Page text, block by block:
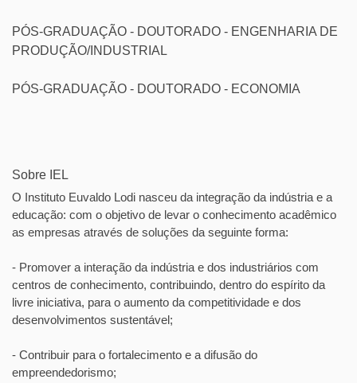
PÓS-GRADUAÇÃO - DOUTORADO - ENGENHARIA DE
PRODUÇÃO/INDUSTRIAL
PÓS-GRADUAÇÃO - DOUTORADO - ECONOMIA
Sobre IEL
O Instituto Euvaldo Lodi nasceu da integração da indústria e a
educação: com o objetivo de levar o conhecimento acadêmico
as empresas através de soluções da seguinte forma:
- Promover a interação da indústria e dos industriários com
centros de conhecimento, contribuindo, dentro do espírito da
livre iniciativa, para o aumento da competitividade e dos
desenvolvimentos sustentável;
- Contribuir para o fortalecimento e a difusão do
empreendedorismo;